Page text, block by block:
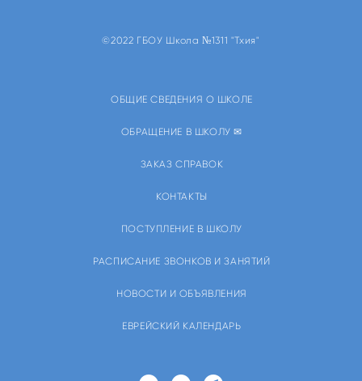
©2022 ГБОУ Школа №1311 "Тхия"
ОБЩИЕ СВЕДЕНИЯ О ШКОЛЕ
ОБРАЩЕНИЕ В ШКОЛУ ✉
ЗАКАЗ СПРАВОК
КОНТАКТЫ
ПОСТУПЛЕНИЕ В ШКОЛУ
РАСПИСАНИЕ ЗВОНКОВ И ЗАНЯТИЙ
НОВОСТИ И ОБЪЯВЛЕНИЯ
ЕВРЕЙСКИЙ КАЛЕНДАРЬ